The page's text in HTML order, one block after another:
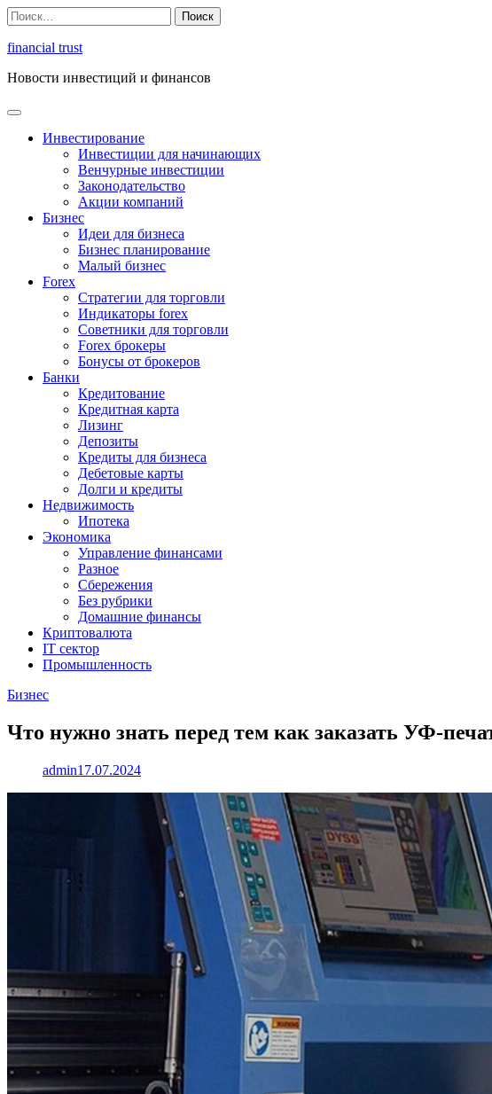
Перейти
к
содержимому
Найти:
financial trust
Новости инвестиций и финансов
Инвестирование
Инвестиции для начинающих
Венчурные инвестиции
Законодательство
Акции компаний
Бизнес
Идеи для бизнеса
Бизнес планирование
Малый бизнес
Forex
Стратегии для торговли
Индикаторы forex
Советники для торговли
Forex брокеры
Бонусы от брокеров
Банки
Кредитование
Кредитная карта
Лизинг
Депозиты
Кредиты для бизнеса
Дебетовые карты
Долги и кредиты
Недвижимость
Ипотека
Экономика
Управление финансами
Разное
Сбережения
Без рубрики
Домашние финансы
Криптовалюта
IT сектор
Промышленность
Бизнес
Что нужно знать перед тем как заказать УФ-
admin17.07.2024